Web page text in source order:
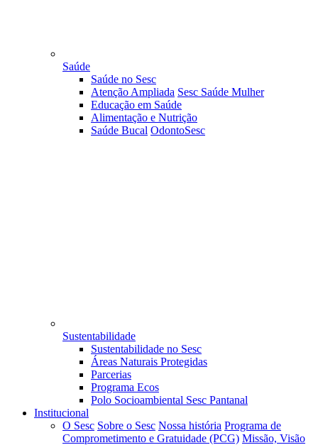
Saúde
Saúde no Sesc
Atenção Ampliada Sesc Saúde Mulher
Educação em Saúde
Alimentação e Nutrição
Saúde Bucal OdontoSesc
Sustentabilidade
Sustentabilidade no Sesc
Áreas Naturais Protegidas
Parcerias
Programa Ecos
Polo Socioambiental Sesc Pantanal
Institucional
O Sesc Sobre o Sesc Nossa história Programa de
Comprometimento e Gratuidade (PCG) Missão, Visão